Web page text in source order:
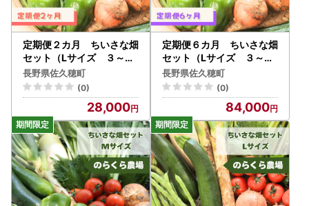
定期便２カ月 ちいさな畑
セット（Lサイズ ３～４
人前）（NK-T505）
長野県佐久穂町
(0)
28,000
定期便６カ月 ちいさな畑
セット（Lサイズ ３～４
人前）（NK-T508）
長野県佐久穂町
(0)
84,000